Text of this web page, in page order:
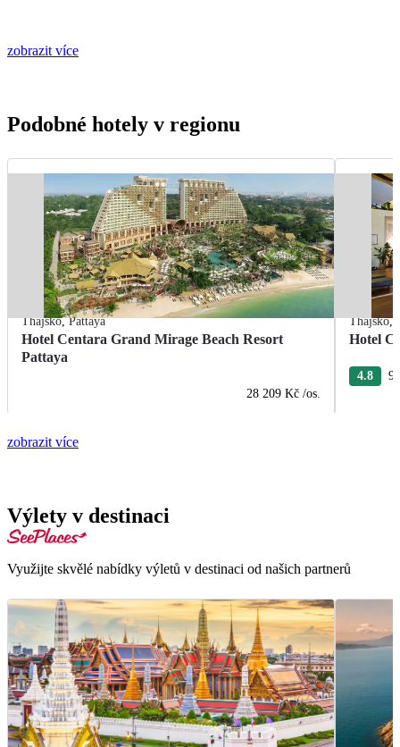
zobrazit více
Podobné hotely v regionu
Thajsko,Pattaya
Hotel Centara Grand Mirage Beach Resort
Pattaya
28 209 Kč /os.
Thajsko,
Hotel
4.8 9
zobrazit více
Výlety v destinaci
Využijte skvělé nabídky výletů v destinaci od našich partnerů